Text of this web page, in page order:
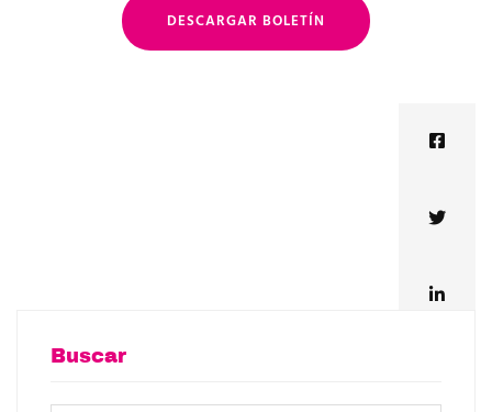
DESCARGAR BOLETÍN
Buscar